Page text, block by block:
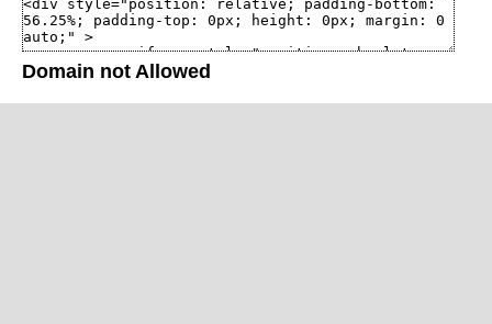
Domain not Allowed